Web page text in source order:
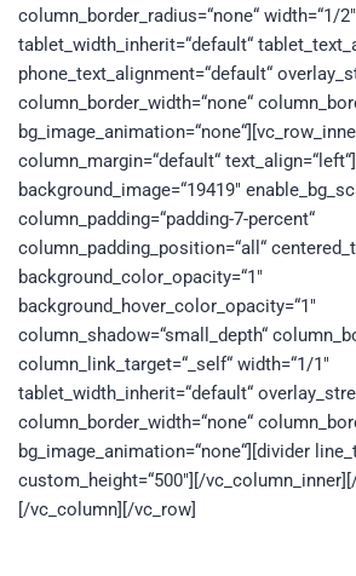
column_border_radius=“none“ width=“1/2″
tablet_width_inherit=“default“
phone_text_alignment=“default“
column_border_width=“none“
column_margin=“default“
background_image=“19419″
column_padding=“padding-7-percent“
column_padding_position=“all“
background_color_opacity=“1″
background_hover_color_opacity=“1″
column_shadow=“small_depth“
column_link_target=“_self“ width=“1/1″
tablet_width_inherit=“default“
column_border_width=“none“
bg_image_animation=“none“][divider
custom_height=“500″][/
[/vc_column][/vc_row]